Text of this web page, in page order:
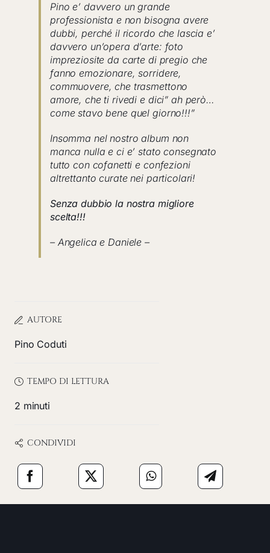
AUTORE
Pino Coduti
TEMPO DI LETTURA
2 minuti
CONDIVIDI
Pino e’ davvero un grande
professionista e non bisogna avere
dubbi, perché il ricordo che lascia e’
davvero un’opera d’arte: foto
impreziosite da carte di pregio che
fanno emozionare, sorridere,
commuovere, che trasmettono
amore, che ti rivedi e dici” ah però…
come stavo bene quel giorno!!!”
Insomma nel nostro album non
manca nulla e ci e’ stato consegnato
tutto con cofanetti e confezioni
altrettanto curate nei particolari!
Senza dubbio la nostra migliore
scelta!!!
– Angelica e Daniele –